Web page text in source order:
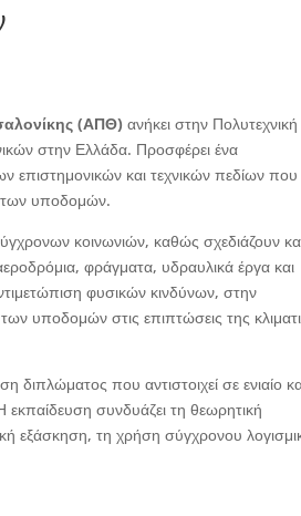
(ΑΠΘ) ανήκει στην Πολυτεχνική
στην Ελλάδα. Προσφέρει ένα
και τεχνικών πεδίων που
των υποδομών.
κοινωνιών, καθώς σχεδιάζουν
φράγματα, υδραυλικά έργα και
φυσικών κινδύνων, στην
υποδομών στις επιπτώσεις της
διπλώματος που αντιστοιχεί σε ενιαίο
εκπαίδευση συνδυάζει τη θεωρητική
εξάσκηση, τη χρήση σύγχρονου